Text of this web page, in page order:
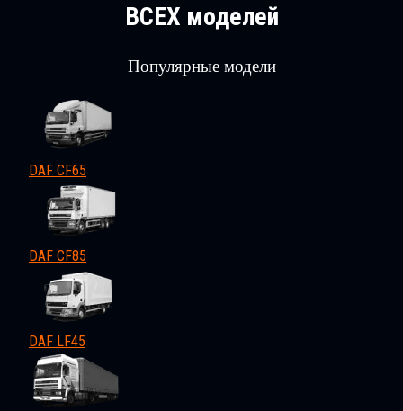
ВСЕХ моделей
Популярные модели
DAF CF65
DAF CF85
DAF LF45